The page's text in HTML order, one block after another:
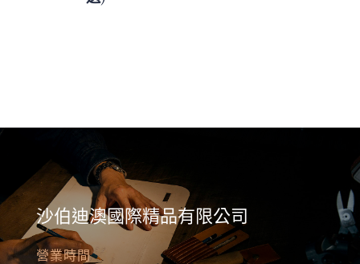
沙伯迪澳國際精品有限公司
營業時間